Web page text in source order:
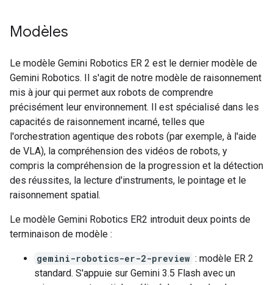
Modèles
Le modèle Gemini Robotics ER 2 est le dernier modèle de
Gemini Robotics. Il s'agit de notre modèle de raisonnement
mis à jour qui permet aux robots de comprendre
précisément leur environnement. Il est spécialisé dans les
capacités de raisonnement incarné, telles que
l'orchestration agentique des robots (par exemple, à l'aide
de VLA), la compréhension des vidéos de robots, y
compris la compréhension de la progression et la détection
des réussites, la lecture d'instruments, le pointage et le
raisonnement spatial.
Le modèle Gemini Robotics ER2 introduit deux points de
terminaison de modèle :
gemini-robotics-er-2-preview : modèle ER 2
standard. S'appuie sur Gemini 3.5 Flash avec un